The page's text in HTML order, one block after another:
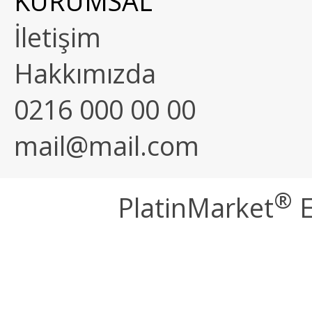
İletişim
Hakkımızda
0216 000 00 00
mail@mail.com
PlatinMarket®